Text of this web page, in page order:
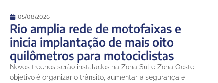
05/08/2026
Rio amplia rede de motofaixas e
inicia implantação de mais oito
quilômetros para motociclistas
Novos trechos serão instalados na Zona Sul e Zona Oeste;
objetivo é organizar o trânsito, aumentar a segurança e